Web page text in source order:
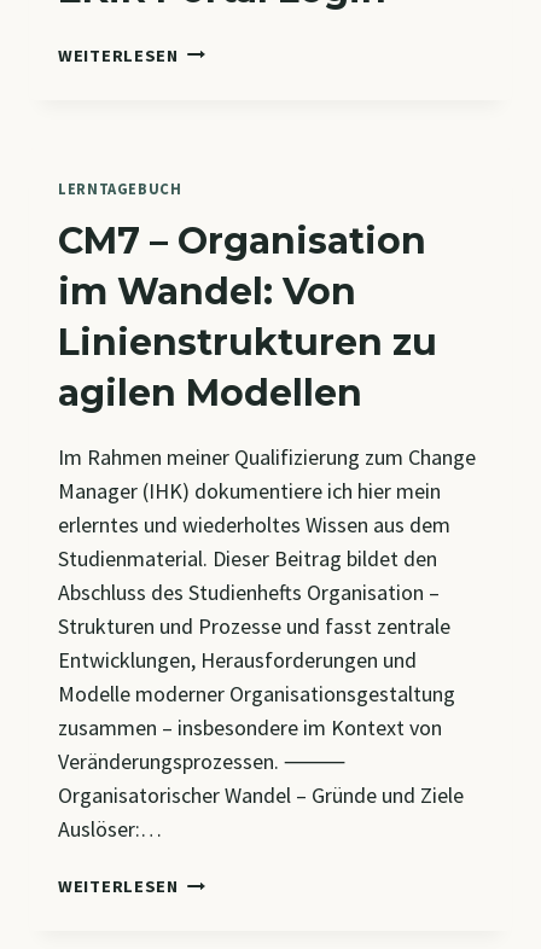
WEITERLESEN EKIR
LERNTAGEBUCH
CM7 – Organisation
im Wandel: Von
Linienstrukturen zu
agilen Modellen
Im Rahmen meiner Qualifizierung zum Change
Manager (IHK) dokumentiere ich hier mein
erlerntes und wiederholtes Wissen aus dem
Studienmaterial. Dieser Beitrag bildet den
Abschluss des Studienhefts Organisation –
Strukturen und Prozesse und fasst zentrale
Entwicklungen, Herausforderungen und
Modelle moderner Organisationsgestaltung
zusammen – insbesondere im Kontext von
Veränderungsprozessen. ⸻
Organisatorischer Wandel – Gründe und Ziele
Auslöser:…
WEITERLESEN CM7